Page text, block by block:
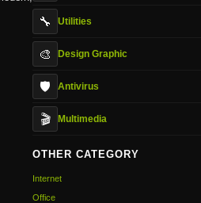
🔧 Utilities
🎨 Design Graphic
🛡️ Antivirus
🎬 Multimedia
OTHER CATEGORY
Internet
Office